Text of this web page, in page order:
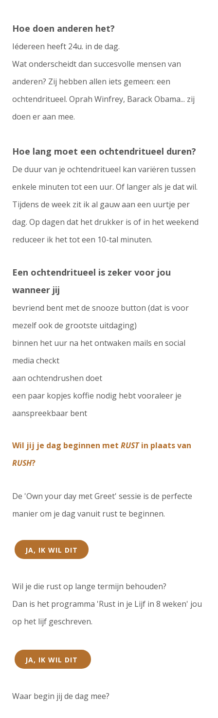
Hoe doen anderen het?
Iédereen heeft 24u. in de dag.
Wat onderscheidt dan succesvolle mensen van
anderen? Zij hebben allen iets gemeen: een
ochtendritueel. Oprah Winfrey, Barack Obama... zij
doen er aan mee.
Hoe lang moet een ochtendritueel duren?
De duur van je ochtendritueel kan variëren tussen
enkele minuten tot een uur. Of langer als je dat wil.
Tijdens de week zit ik al gauw aan een uurtje per
dag. Op dagen dat het drukker is of in het weekend
reduceer ik het tot een 10-tal minuten.
Een ochtendritueel is zeker voor jou
wanneer jij
bevriend bent met de snooze button (dat is voor
mezelf ook de grootste uitdaging)
binnen het uur na het ontwaken mails en social
media checkt
aan ochtendrushen doet
een paar kopjes koffie nodig hebt vooraleer je
aanspreekbaar bent
Wil jij je dag beginnen met RUSTin plaats van
RUSH?
De 'Own your day met Greet' sessie is de perfecte
manier om je dag vanuit rust te beginnen.
JA, IK WIL DIT
Wil je die rust op lange termijn behouden?
Dan is het programma 'Rust in je Lijf in 8 weken' jou
op het lijf geschreven.
JA, IK WIL DIT
Waar begin jij de dag mee?